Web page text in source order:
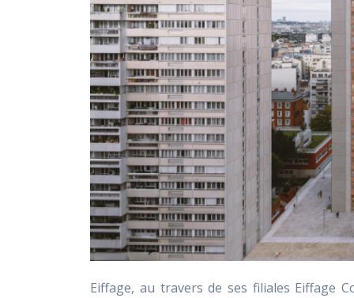
Eiffage, au travers de ses filiales Eiffage